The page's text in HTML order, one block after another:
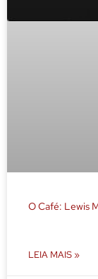
O Café: Lewis
LEIA MAIS »